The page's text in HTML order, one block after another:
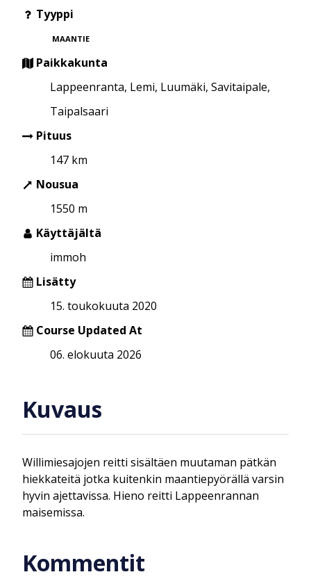
Tyyppi
MAANTIE
Paikkakunta
Lappeenranta, Lemi, Luumäki, Savitaipale,
Taipalsaari
Pituus
147 km
Nousua
1550 m
Käyttäjältä
immoh
Lisätty
15. toukokuuta 2020
Course Updated At
06. elokuuta 2026
Kuvaus
Willimiesajojen reitti sisältäen muutaman pätkän
hiekkateitä jotka kuitenkin maantiepyörällä varsin
hyvin ajettavissa. Hieno reitti Lappeenrannan
maisemissa.
Kommentit